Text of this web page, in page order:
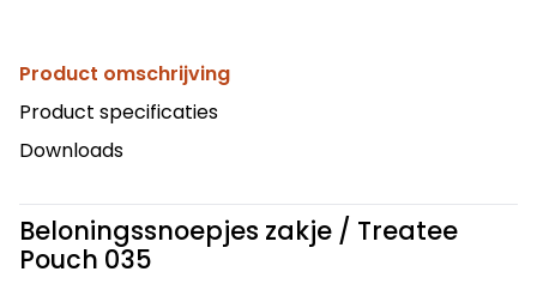
Product omschrijving
Product specificaties
Downloads
Beloningssnoepjes zakje / Treatee
Pouch 035